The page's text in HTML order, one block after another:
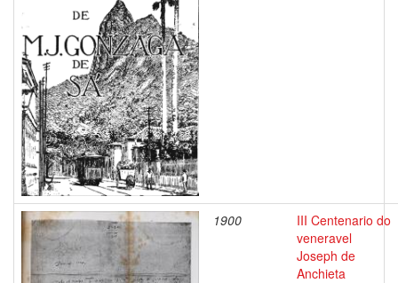
1900
III Centenario do
veneravel
Joseph de
Anchieta